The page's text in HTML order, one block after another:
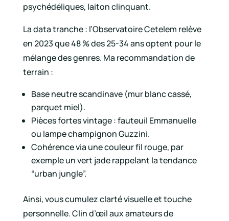
psychédéliques, laiton clinquant.
La data tranche : l’Observatoire Cetelem relève
en 2023 que 48 % des 25-34 ans optent pour le
mélange des genres. Ma recommandation de
terrain :
Base neutre scandinave (mur blanc cassé,
parquet miel).
Pièces fortes vintage : fauteuil Emmanuelle
ou lampe champignon Guzzini.
Cohérence via une couleur fil rouge, par
exemple un vert jade rappelant la tendance
“urban jungle”.
Ainsi, vous cumulez clarté visuelle et touche
personnelle. Clin d’œil aux amateurs de